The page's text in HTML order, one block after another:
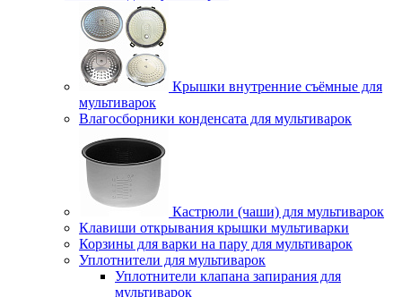
Крышки внутренние съёмные для
мультиварок
Влагосборники конденсата для мультиварок
Кастрюли (чаши) для мультиварок
Клавиши открывания крышки мультиварки
Корзины для варки на пару для мультиварок
Уплотнители для мультиварок
Уплотнители клапана запирания для
мультиварок